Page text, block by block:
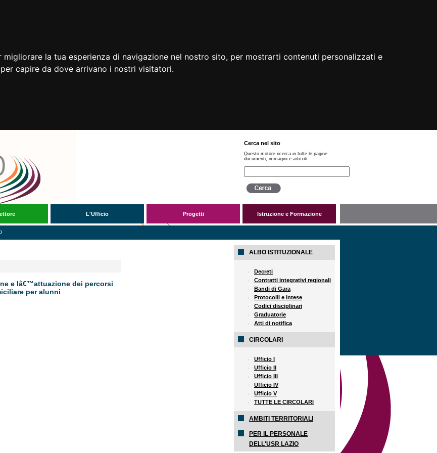
la tua esperienza di navigazione nel nostro sito, per mostrarti contenuti personalizzati e
capire da dove arrivano i nostri visitatori.
Cerca nel sito
Questo motore ricerca in tutte le pagine
documenti, immagini e articoli
L'Ufficio Progetti Istruzione e Formazione
e lâ€™attuazione dei percorsi
per alunni
ALBO ISTITUZIONALE
Decreti
Contratti integrativi regionali
Bandi di Gara
Protocolli e intese
Codici disciplinari
Graduatorie
Atti di notifica
CIRCOLARI
Ufficio I
Ufficio II
Ufficio III
Ufficio IV
Ufficio V
TUTTE LE CIRCOLARI
AMBITI TERRITORIALI
PER IL PERSONALE
DELL'USR LAZIO